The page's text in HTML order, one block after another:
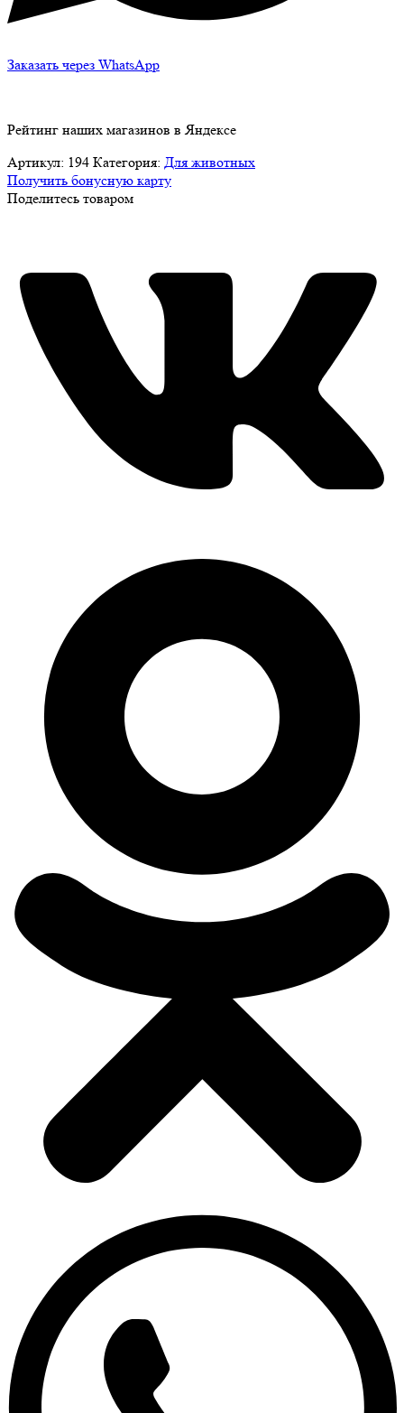
Заказать через WhatsApp
Рейтинг наших магазинов в Яндексе
Артикул: 194 Категория: Для животных
Получить бонусную карту
Поделитесь товаром